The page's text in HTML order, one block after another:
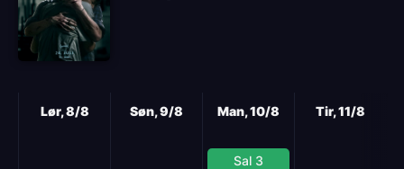
Lør, 8/8 Søn, 9/8 Man, 10/8
Sal 3
Tir, 11/8